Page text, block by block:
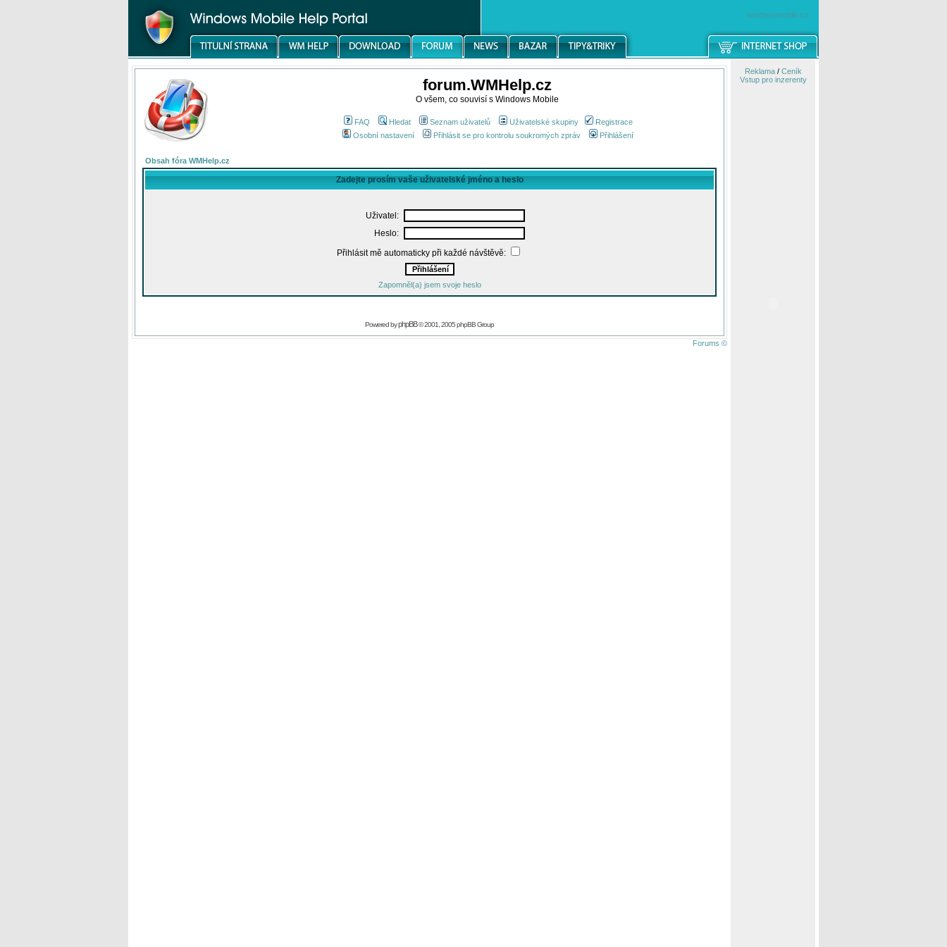
windowsmobile.cz
forum.WMHelp.cz
O všem, co souvisí s Windows Mobile
FAQ Hledat Seznam uživatelů Uživatelské skupiny
Registrace
Osobní nastavení
Přihlásit se pro kontrolu soukromých zpráv Přihlášení
Obsah fóra WMHelp.cz
Zadejte prosím vaše uživatelské jméno a heslo
Uživatel:
Heslo:
Přihlásit mě automaticky při každé návštěvě:
Zapomněl(a) jsem svoje heslo
Powered byphpBB© 2001, 2005 phpBB Group
Forums ©
Reklama/ Ceník
Vstup pro inzerenty